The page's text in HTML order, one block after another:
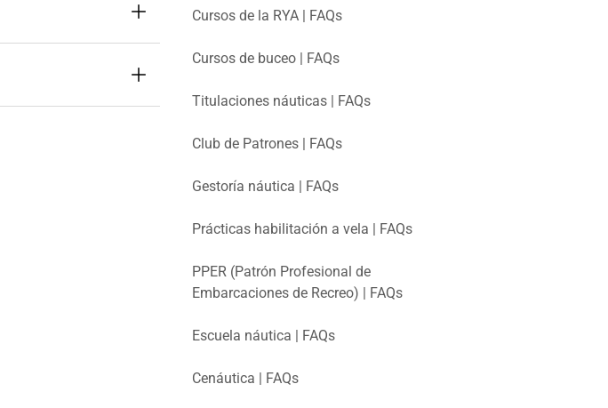
Cursos de la RYA | FAQs
Cursos de buceo | FAQs
Titulaciones náuticas | FAQs
Club de Patrones | FAQs
Gestoría náutica | FAQs
Prácticas habilitación a vela | FAQs
PPER (Patrón Profesional de
Embarcaciones de Recreo) | FAQs
Escuela náutica | FAQs
Cenáutica | FAQs